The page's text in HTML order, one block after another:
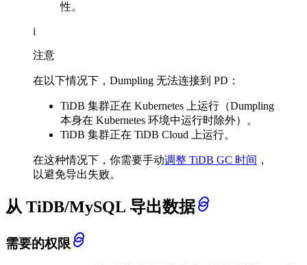
性。
i
注意
在以下情况下，Dumpling 无法连接到 PD：
TiDB 集群正在 Kubernetes 上运行（Dumpling
本身在 Kubernetes 环境中运行时除外）。
TiDB 集群正在 TiDB Cloud 上运行。
在这种情况下，你需要手动调整 TiDB GC 时间 ，
以避免导出失败。
从 TiDB/MySQL 导出数据
需要的权限